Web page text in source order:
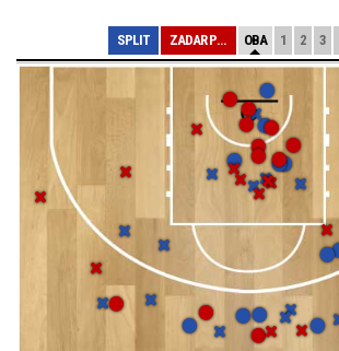
SPLIT ZADAR PLUS OBA 1 2 3